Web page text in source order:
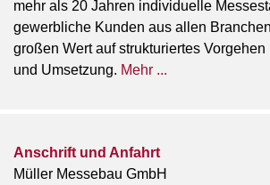
mehr als 20 Jahren individuelle
gewerbliche Kunden aus allen
großen Wert auf strukturiertes
und Umsetzung. Mehr ...
Anschrift und Anfahrt
Müller Messebau GmbH